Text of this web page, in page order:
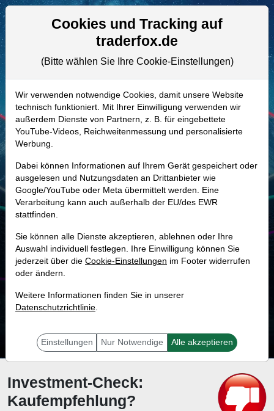
Aktien- und Artikelsuche
A3EMJQ | PHIN–Phinia Aktie
Realtime-Aktienkurs:
-
-
Marktkapitalisierung 2,68 Mrd. USD
Unternehmenswert 3,37 Mrd. USD
MONKEY-TRADER INDIKATOR
84.2 %
Mit 84.2 % Wahrscheinlichkeit wird selbst der unglücklichst agierende Trader
Investment-Check:
Kaufempfehlung?
Cookies und Tracking auf
traderfox.de
(Bitte wählen Sie Ihre Cookie-Einstellungen)
Wir verwenden notwendige Cookies, damit unsere Website
technisch funktioniert. Mit Ihrer Einwilligung verwenden wir
außerdem Dienste von Partnern, z. B. für eingebettete
YouTube-Videos, Reichweitenmessung und personalisierte
Werbung.
Dabei können Informationen auf Ihrem Gerät gespeichert oder
ausgelesen und Nutzungsdaten an Drittanbieter wie
Google/YouTube oder Meta übermittelt werden. Eine
Verarbeitung kann auch außerhalb der EU/des EWR
stattfinden.
Sie können alle Dienste akzeptieren, ablehnen oder Ihre
Auswahl individuell festlegen. Ihre Einwilligung können Sie
jederzeit über die Cookie-Einstellungen im Footer widerrufen
oder ändern.
Weitere Informationen finden Sie in unserer
Datenschutzrichtlinie.
Einstellungen Nur Notwendige Alle akzeptieren